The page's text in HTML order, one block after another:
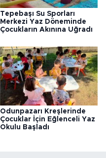
Tepebaşı Su Sporları
Merkezi Yaz Döneminde
Çocukların Akınına Uğradı
Odunpazarı Kreşlerinde
Çocuklar İçin Eğlenceli Yaz
Okulu Başladı